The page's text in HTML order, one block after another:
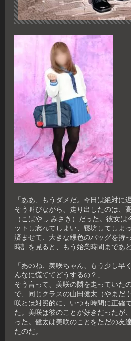
「ああ、もうダメだ。今日は絶対に
そう叫びながら、走り出したのは、
（こばやし みさき）だった。彼女
ットし忘れてしまい、寝坊してしま
済ませて、大きな緑色のバッグを持
時計を見ると、もう始業時間まであ
「あのね、美咲ちゃん、もう少し早
んなに慌ててどうするの？」
そう言って、美咲の隣を走っていた
で、同じクラスの山田健太（やまだ
咲とは対照的に、いつも時間に正確
た。美咲は彼のことが好きだったが
った。健太は美咲のことをただの友
たのだ。